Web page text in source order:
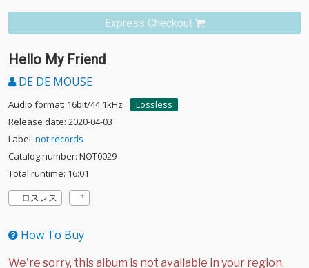
Express Checkout
Hello My Friend
DE DE MOUSE
Audio format: 16bit/44.1kHz
Lossless
Release date: 2020-04-03
Label: not records
Catalog number: NOT0029
Total runtime: 16:01
ロスレス
How To Buy